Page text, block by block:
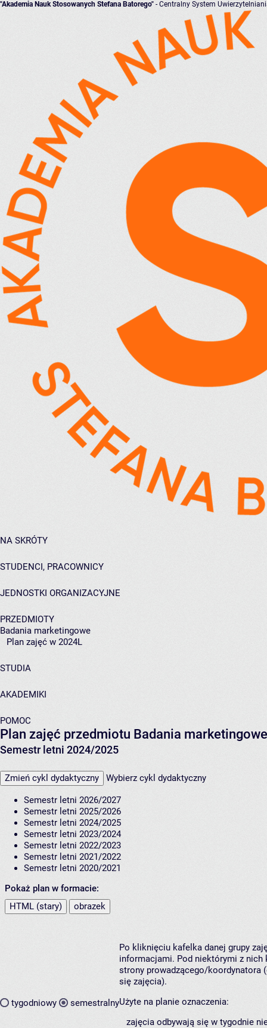
"Akademia Nauk Stosowanych Stefana Batorego" - Centralny System
NA SKRÓTY
STUDENCI, PRACOWNICY
JEDNOSTKI ORGANIZACYJNE
PRZEDMIOTY
Badania marketingowe
Plan zajęć w 2024L
STUDIA
AKADEMIKI
POMOC
Plan zajęć przedmiotu Badania
Semestr letni 2024/2025
Zmień cykl dydaktyczny Wybierz cykl dydaktyczny
Semestr letni 2026/2027
Semestr letni 2025/2026
Semestr letni 2024/2025
Semestr letni 2023/2024
Semestr letni 2022/2023
Semestr letni 2021/2022
Semestr letni 2020/2021
Pokaż plan w formacie:
HTML (stary)
obrazek
tygodniowy semestralny
Po kliknięciu kafelka danej grupy
informacjami. Pod niektórymi z nich
strony prowadzącego/koordynatora
się zajęcia).
Użyte na planie oznaczenia:
zajęcia odbywają się w tygodnie